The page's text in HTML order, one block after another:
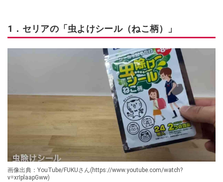
1．セリアの「虫よけシール（ねこ柄）」
画像出典：YouTube/FUKUさん(https://www.youtube.com/watch?
v=xrIplaapGww)